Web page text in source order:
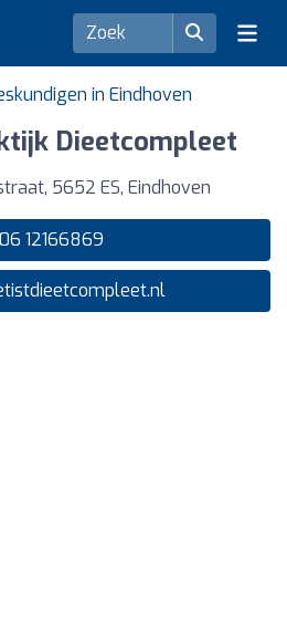
in Eindhoven
Dieetcompleet
5652 ES, Eindhoven
12166869